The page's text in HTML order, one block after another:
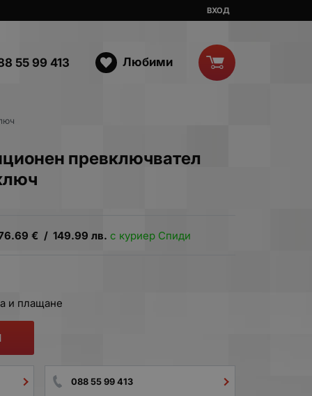
ВХОД
55 99 413 Любими
превключвател
€ / 149.99 лв. с куриер Спиди
и плащане
088 55 99 413